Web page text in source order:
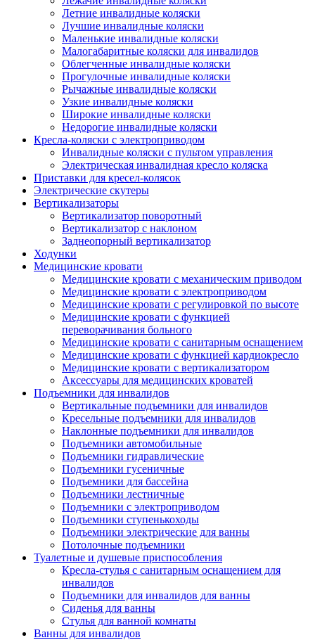
Летние инвалидные коляски
Лучшие инвалидные коляски
Маленькие инвалидные коляски
Малогабаритные коляски для инвалидов
Облегченные инвалидные коляски
Прогулочные инвалидные коляски
Рычажные инвалидные коляски
Узкие инвалидные коляски
Широкие инвалидные коляски
Недорогие инвалидные коляски
Кресла-коляски с электроприводом
Инвалидные коляски с пультом управления
Электрическая инвалидная кресло коляска
Приставки для кресел-колясок
Электрические скутеры
Вертикализаторы
Вертикализатор поворотный
Вертикализатор с наклоном
Заднеопорный вертикализатор
Ходунки
Медицинские кровати
Медицинские кровати с механическим приводом
Медицинские кровати с электроприводом
Медицинские кровати с регулировкой по высоте
Медицинские кровати с функцией
переворачивания больного
Медицинские кровати с санитарным оснащением
Медицинские кровати с функцией кардиокресло
Медицинские кровати с вертикализатором
Аксессуары для медицинских кроватей
Подъемники для инвалидов
Вертикальные подъемники для инвалидов
Кресельные подъемники для инвалидов
Наклонные подъемники для инвалидов
Подъемники автомобильные
Подъемники гидравлические
Подъемники гусеничные
Подъемники для бассейна
Подъемники лестничные
Подъемники с электроприводом
Подъемники ступенькоходы
Подъемники электрические для ванны
Потолочные подъемники
Туалетные и душевые приспособления
Кресла-стулья с санитарным оснащением для
инвалидов
Подъемники для инвалидов для ванны
Сиденья для ванны
Стулья для ванной комнаты
Ванны для инвалидов